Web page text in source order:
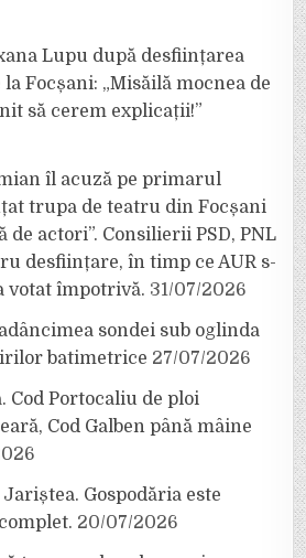
Lupu după desființarea
Focșani: „Misăilă mocnea de
să cerem explicații!”
îl acuză pe primarul
trupa de teatru din Focșani
de actori”. Consilierii PSD, PNL
desființare, în timp ce AUR s-
votat împotrivă. 31/07/2026
sondei sub oglinda
batimetrice 27/07/2026
Cod Portocaliu de ploi
Cod Galben până mâine
Gospodăria este
20/07/2026